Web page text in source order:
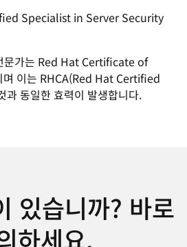
Specialist in Server Security
문가는 Red Hat Certificate of
이는 RHCA(Red Hat Certified
동일한 효력이 발생합니다.
있습니까? 바로
하세요.